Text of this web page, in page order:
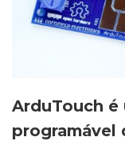
ArduTouch
programável